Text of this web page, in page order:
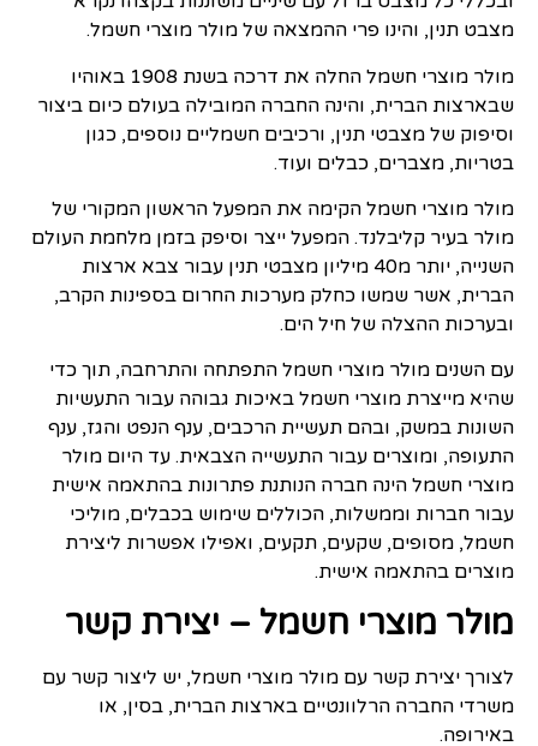
מצבט תנין, והינו פרי ההמצאה של מולר מוצרי חשמל.
מולר מוצרי חשמל החלה את דרכה בשנת 1908 באוהיו
שבארצות הברית, והינה החברה המובילה בעולם כיום ביצור
וסיפוק של מצבטי תנין, ורכיבים חשמליים נוספים, כגון
בטריות, מצברים, כבלים ועוד.
מולר מוצרי חשמל הקימה את המפעל הראשון המקורי של
מולר בעיר קליבלנד. המפעל ייצר וסיפק בזמן מלחמת העולם
השנייה, יותר מ40 מיליון מצבטי תנין עבור צבא ארצות
הברית, אשר שמשו כחלק מערכות החרום בספינות הקרב,
ובערכות ההצלה של חיל הים.
עם השנים מולר מוצרי חשמל התפתחה והתרחבה, תוך כדי
שהיא מייצרת מוצרי חשמל באיכות גבוהה עבור התעשיות
השונות במשק, ובהם תעשיית הרכבים, ענף הנפט והגז, ענף
התעופה, ומוצרים עבור התעשייה הצבאית. עד היום מולר
מוצרי חשמל הינה חברה הנותנת פתרונות בהתאמה אישית
עבור חברות וממשלות, הכוללים שימוש בכבלים, מוליכי
חשמל, מסופים, שקעים, תקעים, ואפילו אפשרות ליצירת
מוצרים בהתאמה אישית.
מולר מוצרי חשמל – יצירת קשר
לצורך יצירת קשר עם מולר מוצרי חשמל, יש ליצור קשר עם
משרדי החברה הרלוונטיים בארצות הברית, בסין, או
באירופה.